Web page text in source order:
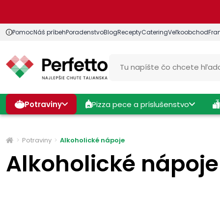
PomocNáš príbehPoradenstvoBlogReceptyCateringVeľkoobchod
Potraviny Pizza pece a príslušenstvo
Potraviny Alkoholické nápoje
Alkoholické nápoje